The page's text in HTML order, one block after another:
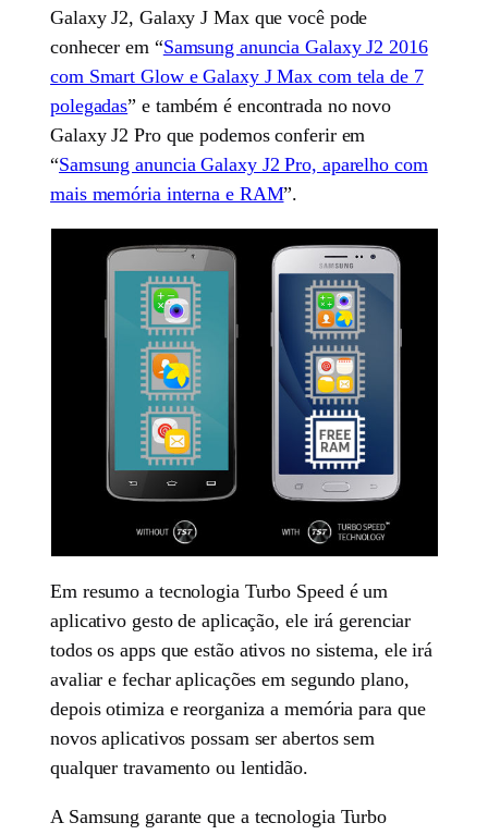
Galaxy J2, Galaxy J Max que você pode
conhecer em “Samsung anuncia Galaxy J2 2016
com Smart Glow e Galaxy J Max com tela de 7
polegadas” e também é encontrada no novo
Galaxy J2 Pro que podemos conferir em
“Samsung anuncia Galaxy J2 Pro, aparelho com
mais memória interna e RAM”.
Em resumo a tecnologia Turbo Speed é um
aplicativo gesto de aplicação, ele irá gerenciar
todos os apps que estão ativos no sistema, ele irá
avaliar e fechar aplicações em segundo plano,
depois otimiza e reorganiza a memória para que
novos aplicativos possam ser abertos sem
qualquer travamento ou lentidão.
A Samsung garante que a tecnologia Turbo